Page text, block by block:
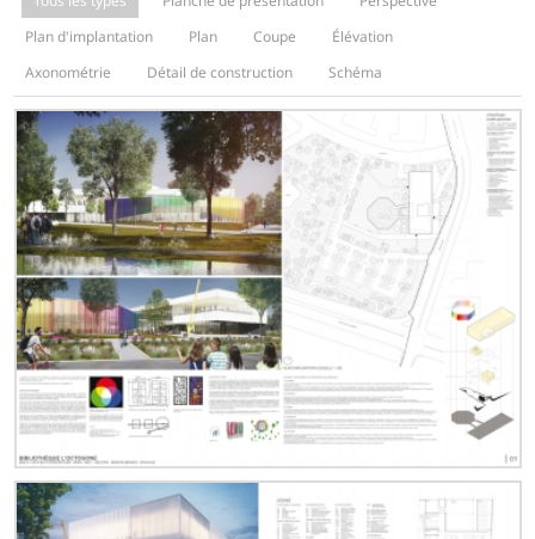
Plan d'implantation
Plan Coupe
Élévation
Axonométrie
Détail de construction Schéma